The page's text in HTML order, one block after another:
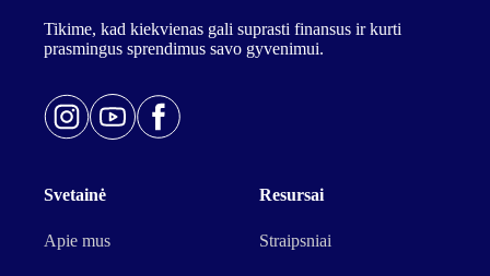
Tikime, kad kiekvienas gali suprasti finansus ir kurti
prasmingus sprendimus savo gyvenimui.
Svetainė
Apie mus
Resursai
Straipsniai